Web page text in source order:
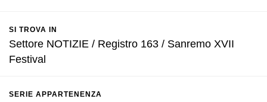
SI TROVA IN
Settore NOTIZIE / Registro 163 / Sanremo XVII
Festival
SERIE APPARTENENZA